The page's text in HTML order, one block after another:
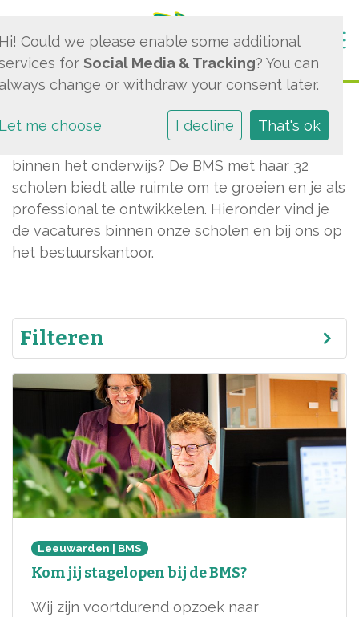
Vacatures
Ben jij op zoek naar een uitdagende baan
binnen het onderwijs? De BMS met haar 32
scholen biedt alle ruimte om te groeien en je als
professional te ontwikkelen. Hieronder vind je
de vacatures binnen onze scholen en bij ons op
het bestuurskantoor.
Filteren
Leeuwarden | BMS
Kom jij stagelopen bij de BMS?
Wij zijn voortdurend opzoek naar
Could we please enable some additional
for Social Media & Tracking? You can
change or withdraw your consent later.
me choose I decline That's ok